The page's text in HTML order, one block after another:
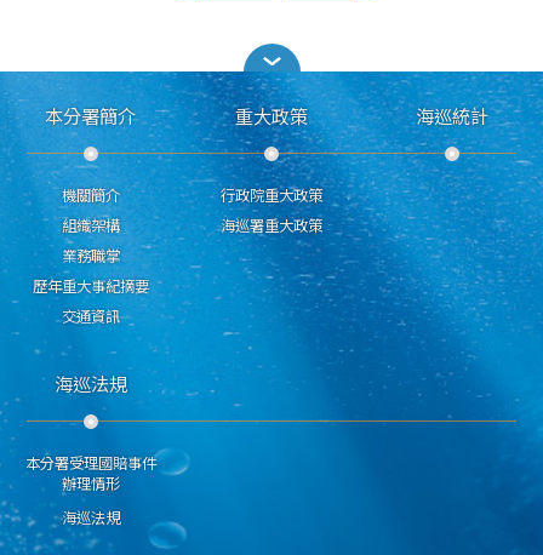
本分署簡介
機關簡介
組織架構
業務職掌
歷年重大事紀摘要
交通資訊
重大政策
行政院重大政策
海巡署重大政策
海巡統計
海巡法規
本分署受理國賠事件
辦理情形
海巡法規